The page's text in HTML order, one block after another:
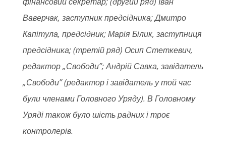
Ваверчак, заступник предсідника; Дмитро
Капітула, предсідник; Марія Білик, заступниця
предсідника; (третій ряд) Осип Стеткевич,
редактор „Свободи”; Андрій Савка, завідатель
„Свободи” (редактор і завідатель у той час
були членами Головного Уряду). В Головному
Уряді також було шість радних і троє
контролерів.